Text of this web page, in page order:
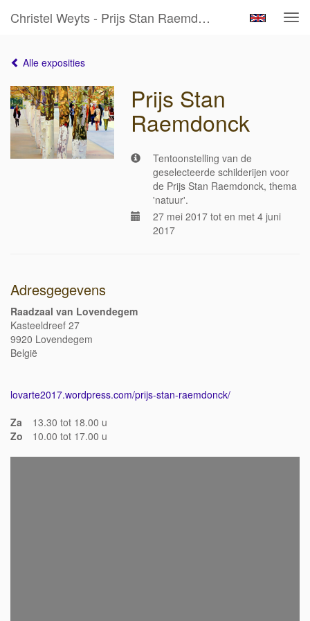
Christel Weyts - Prijs Stan Raemdonck
Alle exposities
Prijs Stan
Raemdonck
Tentoonstelling van de
geselecteerde schilderijen voor
de Prijs Stan Raemdonck, thema
'natuur'.
27 mei 2017 tot en met 4 juni
2017
Adresgegevens
Raadzaal van Lovendegem
Kasteeldreef 27
9920 Lovendegem
België
lovarte2017.wordpress.com/prijs-stan-raemdonck/
Za
13.30 tot 18.00 u
Zo
10.00 tot 17.00 u